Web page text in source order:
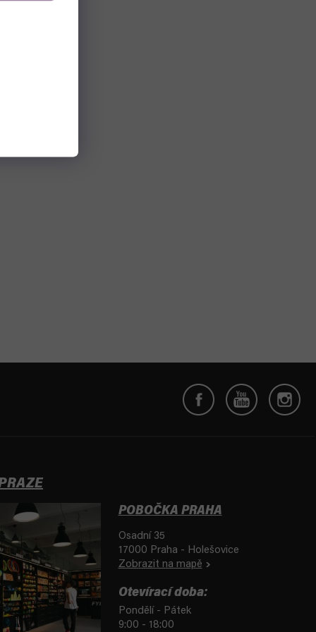
POBOČKA PRAHA
Osadní 35
17000 Praha - Holešovice
Zobrazit na mapě
Otevírací doba:
Pondělí - Pátek
9:00 - 18:00